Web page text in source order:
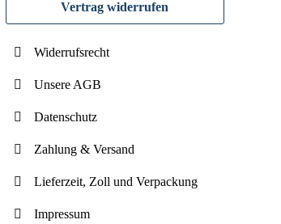
Vertrag widerrufen
Widerrufsrecht
Unsere AGB
Datenschutz
Zahlung & Versand
Lieferzeit, Zoll und Verpackung
Impressum